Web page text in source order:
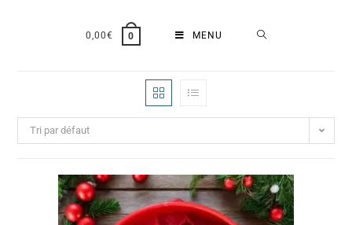
0,00€ 0 MENU
Tri par défaut